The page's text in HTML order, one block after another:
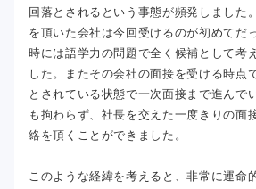
回落とされるという事態が頻発しました
を頂いた会社は今回受けるのが初めてだ
時には語学力の問題で全く候補として考
した。またその会社の面接を受ける時点
とされている状態で一次面接まで進んで
も拘わらず、社長を交えた一度きりの面
絡を頂くことができました。
このような経緯を考えると、非常に運命